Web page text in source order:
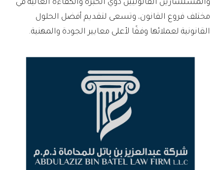
والمستشارين القانونيين ذوي الخبرة والكفاءة العالية في
مختلف فروع القانون، وتسعى لتقديم أفضل الحلول
القانونية لعملائها وفقًا لأعلى معايير الجودة والمهنية.